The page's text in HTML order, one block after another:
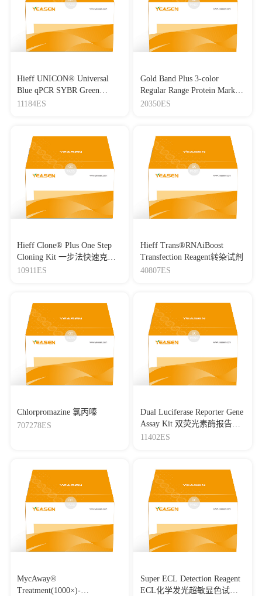
by promoting IκBα ubiquitination and degradation independent
of its canonical enzyme function
Journal：Cell Communication and Signaling | DOI：
10.1186/s12964-026-02728-z
IF：11.6
Journal：PHYTOMEDICINE
DOI：
10.1016/j.phymed.2026.157782
IF：11.3
Journal：Cancer Genetics
10.1016/j.cancergen.2026.05.001
IF：11
[15] Original research: ANKRD22 is a potential novel target for
reversing the immunosuppressive effects of PMN-MDSCs in
ovarian cancer
Journal：Journal for ImmunoTherapy of Cancer
DOI：
10.1136/jitc-2022-005527 |
IF：10.9
erythrophagocytosis is related to low selenium status by impaired
redox homeostasis
Journal：Redox Biology
Soft substrates promote direct chemical reprogramming of
fibroblasts into neurons
Journal：Acta Biomaterialia
DOI：
10.1016/j.actbio.2022.08.049
IF：10.63
[18]
Freeze-casting osteochondral scaffolds: The presence of a
nutrient-permeable film between the bone and cartilage defect
reduces cartilage regeneration
10.1016/j.actbio.2022.09.069
IF：10.63
[19]
Aquaporin 11 alleviates retinal Müller intracellular edema
through water efflux in diabetic retinopathy
DCBLD1 Promotes Lung Tumorigenesis by Inhibiting
PTP1B Dephosphorylation of EGFR
Journal：International Journal of Biological Sciences
DOI：
10.7150/ijbs.112100
[21] Therapeutic inhibition of PPARα-HIF1α-PGK1 signaling
targets leukemia stem and progenitor cells in acute myeloid
Journal：CANCER LETTERS
DOI：
10.1016/j.canlet.2022.215997
IF：9.76
Hieff UNICON® Universal
Blue qPCR SYBR Green
Master Mix
11184ES
Gold Band Plus 3-color
Regular Range Protein Marker
(8-180 kDa) 三色预染蛋白质
20350ES
Hieff Clone® Plus One Step
Cloning Kit 一步法快速克隆
试剂盒
10911ES
Hieff Trans®RNAiBoost
Transfection Reagent转染试剂
40807ES
Chlorpromazine 氯丙嗪
707278ES
Dual Luciferase Reporter Gene
Assay Kit 双荧光素酶报告基
因检测试剂盒
11402ES
MycAway®
Treatment(1000×)-
Super ECL Detection Reagent
ECL化学发光超敏显色试剂